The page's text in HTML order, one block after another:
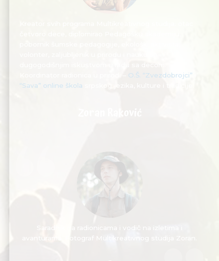
O.Š. “Zvezdobrojci”
“Sava” online škola